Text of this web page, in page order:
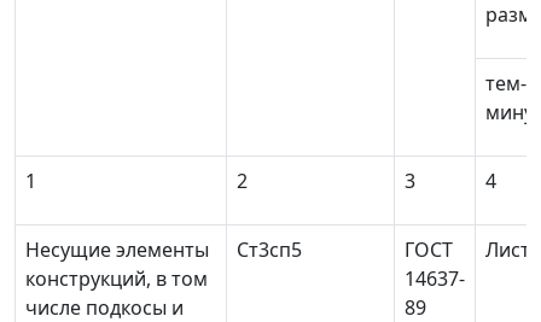
тем-
1 2 3 4
Несущие элементы
конструкций, в том
числе подкосы и
Ст3сп5
ГОСТ
14637-
89